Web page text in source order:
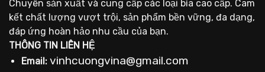
Chuyên sản xuất và cung cấp các loại bìa cao cấp. Cam
kết chất lượng vượt trội, sản phẩm bền vững, đa dạng,
đáp ứng hoàn hảo nhu cầu của bạn.
THÔNG TIN LIÊN HỆ
Email: vinhcuongvina@gmail.com